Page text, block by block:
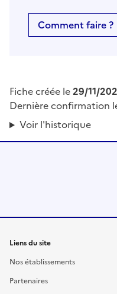
Comment faire ?
Fiche créée le29/11/
Dernière confirmation
Voir l'historique
Liens du site
Nos établissements
Partenaires